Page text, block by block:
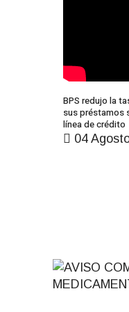
BPS redujo la
sus préstamos
línea de crédito
04